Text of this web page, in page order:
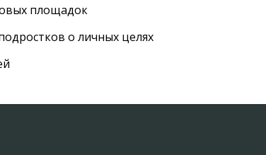
площадок
о личных целях